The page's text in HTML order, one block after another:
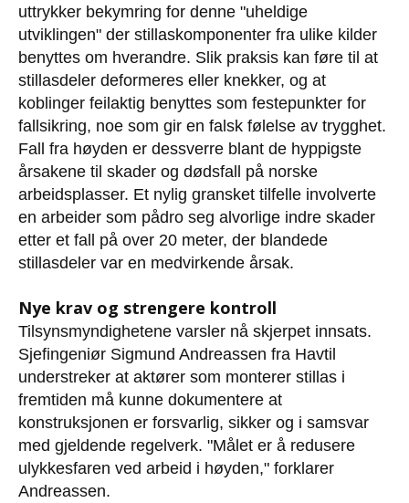
uttrykker bekymring for denne "uheldige
utviklingen" der stillaskomponenter fra ulike kilder
benyttes om hverandre. Slik praksis kan føre til at
stillasdeler deformeres eller knekker, og at
koblinger feilaktig benyttes som festepunkter for
fallsikring, noe som gir en falsk følelse av trygghet.
Fall fra høyden er dessverre blant de hyppigste
årsakene til skader og dødsfall på norske
arbeidsplasser. Et nylig gransket tilfelle involverte
en arbeider som pådro seg alvorlige indre skader
etter et fall på over 20 meter, der blandede
stillasdeler var en medvirkende årsak.
Nye krav og strengere kontroll
Tilsynsmyndighetene varsler nå skjerpet innsats.
Sjefingeniør Sigmund Andreassen fra Havtil
understreker at aktører som monterer stillas i
fremtiden må kunne dokumentere at
konstruksjonen er forsvarlig, sikker og i samsvar
med gjeldende regelverk. "Målet er å redusere
ulykkesfaren ved arbeid i høyden," forklarer
Andreassen.